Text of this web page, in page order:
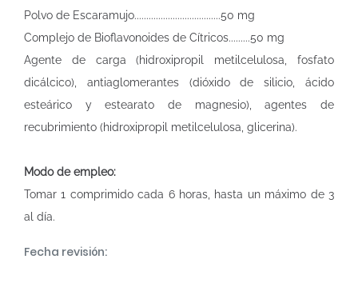
Polvo de Escaramujo....................................50 mg
Complejo de Bioflavonoides de Cítricos.........50 mg
Agente de carga (hidroxipropil metilcelulosa, fosfato
dicálcico), antiaglomerantes (dióxido de silicio, ácido
esteárico y estearato de magnesio), agentes de
recubrimiento (hidroxipropil metilcelulosa, glicerina).
Modo de empleo:
Tomar 1 comprimido cada 6 horas, hasta un máximo de 3
al día.
Fecha revisión: